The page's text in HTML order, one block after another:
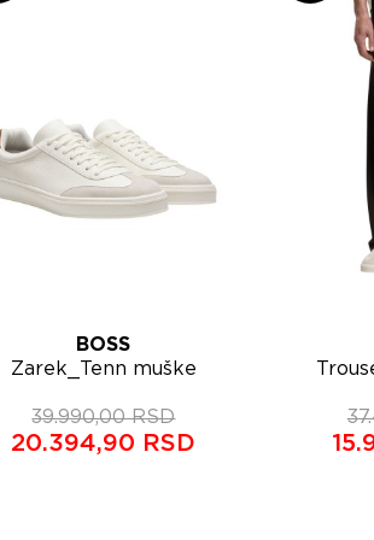
Lista želja Brzi pregled
BOSS
Zarek_Tenn muške
39.990,00 RSD
20.394,90 RSD
Lista